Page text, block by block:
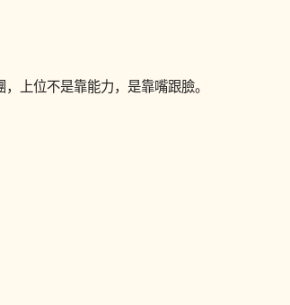
上位不是靠能力，是靠嘴跟臉。